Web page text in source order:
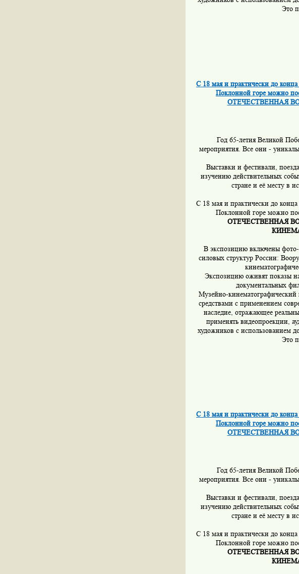
Это
С 18 мая и практически до
Поклонной горе можно
ОТЕЧЕСТВЕННАЯ
Год 65-летия Великой
мероприятия. Все они -
Выставки и фестивали,
изучению действительных
стране и её месту в
С 18 мая и практически до
Поклонной горе можно
ОТЕЧЕСТВЕННАЯ
В экспозицию включены
силовых структур России:
Экспозицию оживят показы
документальных
Музейно-
средствами с применением
наследие, отражающее
применять видеопроекции,
художников с
Это
С 18 мая и практически до
Поклонной горе можно
ОТЕЧЕСТВЕННАЯ
Год 65-летия Великой
мероприятия. Все они -
Выставки и фестивали,
изучению действительных
стране и её месту в
С 18 мая и практически до
Поклонной горе можно
ОТЕЧЕСТВЕННАЯ